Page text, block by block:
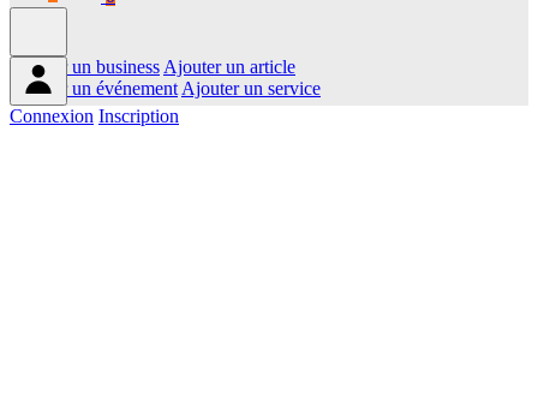
Ajouter un business Ajouter un article
Ajouter un événement Ajouter un service
Connexion Inscription